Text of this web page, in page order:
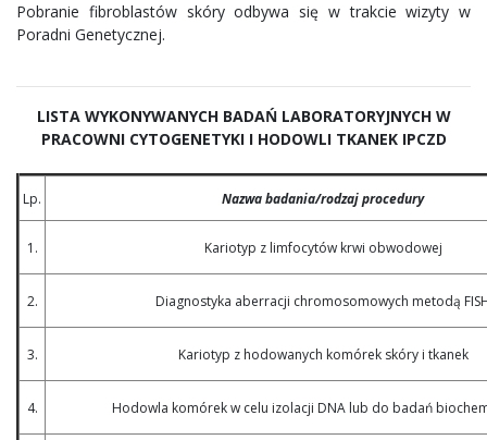
Pobranie fibroblastów skóry odbywa się w trakcie wizyty w
Poradni Genetycznej.
LISTA WYKONYWANYCH BADAŃ LABORATORYJNYCH W
PRACOWNI CYTOGENETYKI I HODOWLI TKANEK IPCZD
Lp. Nazwa badania/rodzaj procedury
1. Kariotyp z limfocytów krwi obwodowej
2. Diagnostyka aberracji chromosomowych metodą
3. Kariotyp z hodowanych komórek skóry i tkanek
4. Hodowla komórek w celu izolacji DNA lub do badań